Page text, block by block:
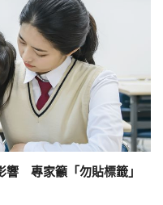
響 專家籲「勿貼標籤」